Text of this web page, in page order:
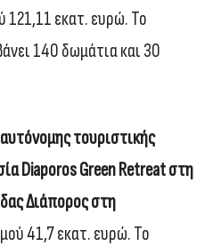
εκατ. ευρώ. Το
140 δωμάτια και 30
τουριστικής
Diaporos Green Retreat στη
Διάπορος στη
41,7 εκατ. ευρώ. Το